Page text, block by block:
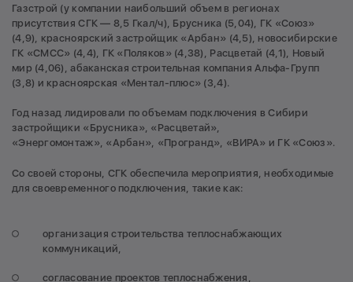
Газстрой (у компании наибольший объем в регионах
присутствия СГК — 8,5 Гкал/ч), Брусника (5,04), ГК «Союз»
(4,9), красноярский застройщик «Арбан» (4,5), новосибирские
ГК «СМСС» (4,4), ГК «Поляков» (4,38), Расцветай (4,1), Новый
мир (4,06), абаканская строительная компания Альфа-Групп
(3,8) и красноярская «Ментал-плюс» (3,4).
Год назад лидировали по объемам подключения в Сибири
застройщики «Брусника», «Расцветай»,
«Энергомонтаж», «Арбан», «Програнд», «ВИРА» и ГК «Союз».
Со своей стороны, СГК обеспечила мероприятия, необходимые
для своевременного подключения, такие как:
организация строительства теплоснабжающих
коммуникаций,
согласование проектов теплоснабжения,